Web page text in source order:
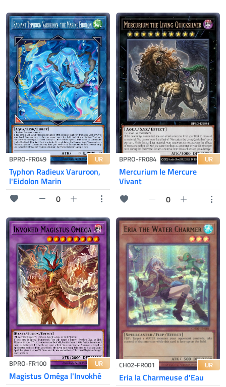
BPRO-FR049 UR
Typhon Radieux Varuroon,
l'Eidolon Marin
0
BPRO-FR084 UR
Mercurium le Mercure
Vivant
0
BPRO-FR100 UR
Magistus Oméga l'Invokhé
CH02-FR001 UR
Eria la Charmeuse d'Eau